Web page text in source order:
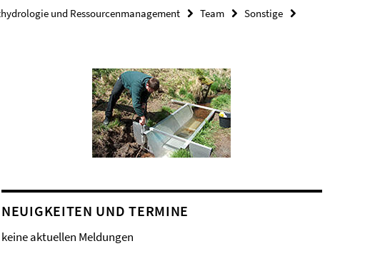
und Ressourcenmanagement Team
Sonstige
NEUIGKEITEN UND TERMINE
keine aktuellen Meldungen